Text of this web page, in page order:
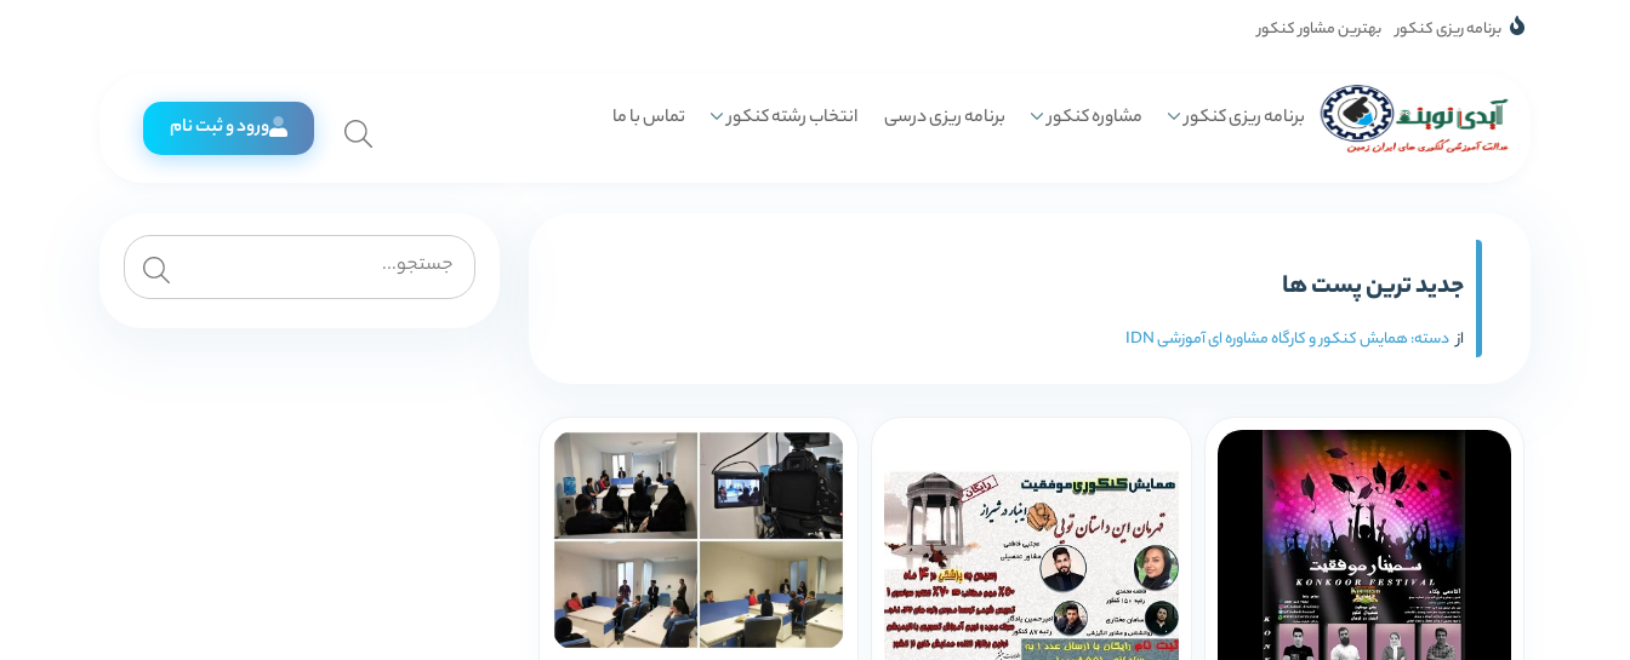
برنامه ریزی کنکور بهترین مشاور کنکور
برنامه ریزی کنکور مشاوره کنکور برنامه ریزی درسی انتخاب رشته کنکور تماس با ما ورود و ثبت نام
جدید ترین پست ها
ازدسته:همایش کنکور و کارگاه مشاوره ای آموزشی IDN